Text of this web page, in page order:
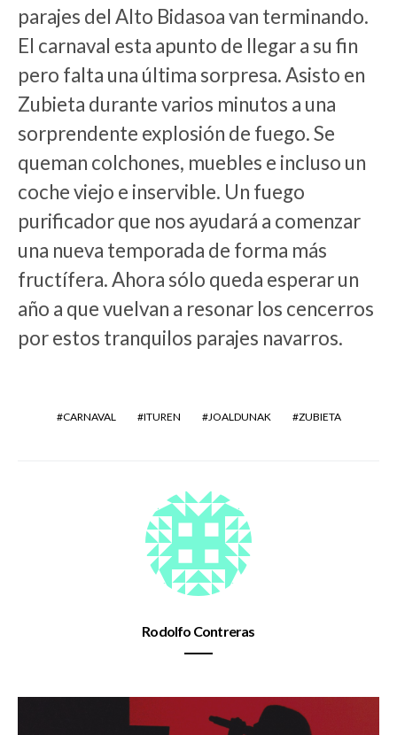
parajes del Alto Bidasoa van terminando.
El carnaval esta apunto de llegar a su fin
pero falta una última sorpresa. Asisto en
Zubieta durante varios minutos a una
sorprendente explosión de fuego. Se
queman colchones, muebles e incluso un
coche viejo e inservible. Un fuego
purificador que nos ayudará a comenzar
una nueva temporada de forma más
fructífera. Ahora sólo queda esperar un
año a que vuelvan a resonar los cencerros
por estos tranquilos parajes navarros.
CARNAVAL ITUREN JOALDUNAK ZUBIETA
Rodolfo Contreras